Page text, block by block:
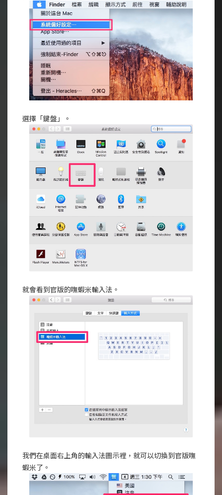
選擇「鍵盤」。
就會看到官版的嘸蝦米輸入法。
我們在桌面右上角的輸入法圖示裡，就可以切換到官版嘸
蝦米了。